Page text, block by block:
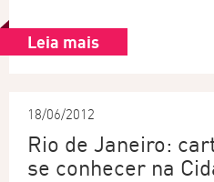
Leia mais
18/06/2012
Rio de Janeiro:
se conhecer na